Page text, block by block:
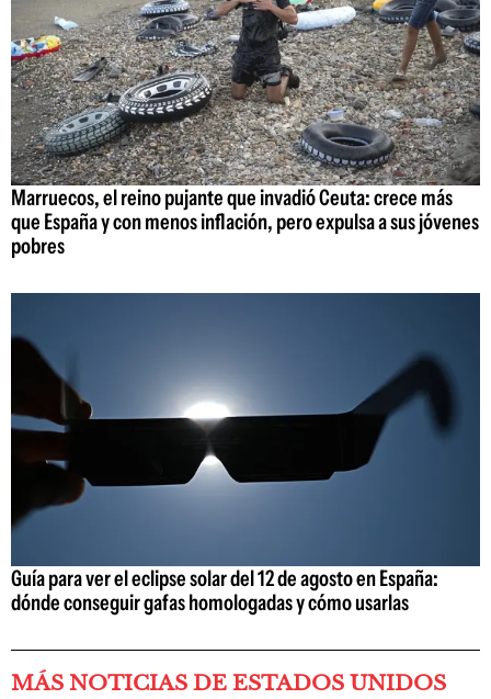
Marruecos, el reino pujante que invadió Ceuta: crece más
que España y con menos inflación, pero expulsa a sus jóvenes
pobres
Guía para ver el eclipse solar del 12 de agosto en España:
dónde conseguir gafas homologadas y cómo usarlas
MÁS NOTICIAS DE ESTADOS UNIDOS